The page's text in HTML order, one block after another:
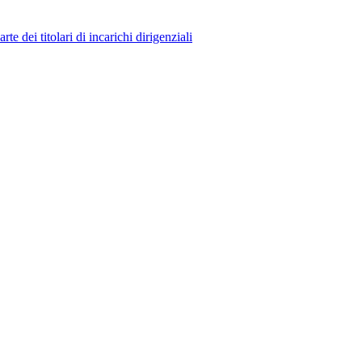
dei titolari di incarichi dirigenziali